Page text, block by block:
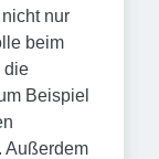
nur
beim
die
Beispiel
Außerdem